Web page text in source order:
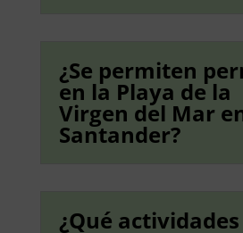
¿Se permiten
en la Playa de la
Virgen del Mar
Santander?
¿Qué actividades